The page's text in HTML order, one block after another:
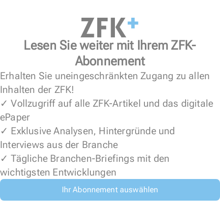
Lesen Sie weiter mit Ihrem ZFK-
Abonnement
Erhalten Sie uneingeschränkten Zugang zu allen
Inhalten der ZFK!
✓ Vollzugriff auf alle ZFK-Artikel und das digitale
ePaper
✓ Exklusive Analysen, Hintergründe und
Interviews aus der Branche
✓ Tägliche Branchen-Briefings mit den
wichtigsten Entwicklungen
Ihr Abonnement auswählen